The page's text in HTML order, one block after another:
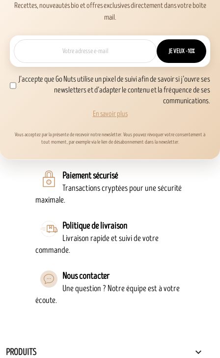
Recettes, nouveautés bio et offres exclusives directement dans votre boîte
mail.
JE VEUX -10%
J’accepte que Go Nuts utilise un pixel de suivi afin de savoir si j’ouvre ses
newsletters et d’adapter le contenu et la fréquence de ses
communications.
En savoir plus
Vous acceptez par la présente de recevoir notre newsletter. Vous pouvez révoquer votre consentement à
tout moment, par exemple via le lien de désabonnement dans la newsletter.
Paiement sécurisé
Transactions cryptées pour une sécurité
maximale.
Politique de livraison
Livraison rapide et suivi de votre
commande.
Nous contacter
Une question ? Notre équipe est à votre
écoute.
PRODUITS 